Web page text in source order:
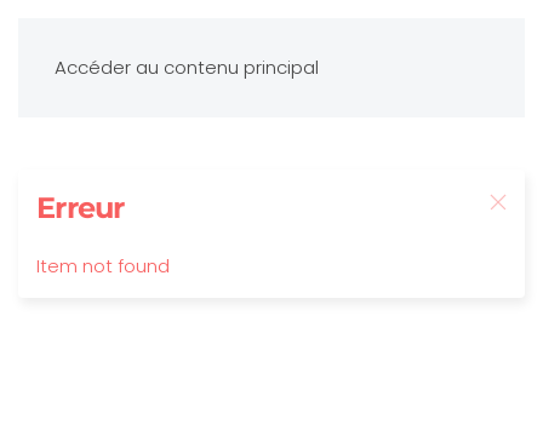
Accéder au contenu principal
Erreur
Item not found